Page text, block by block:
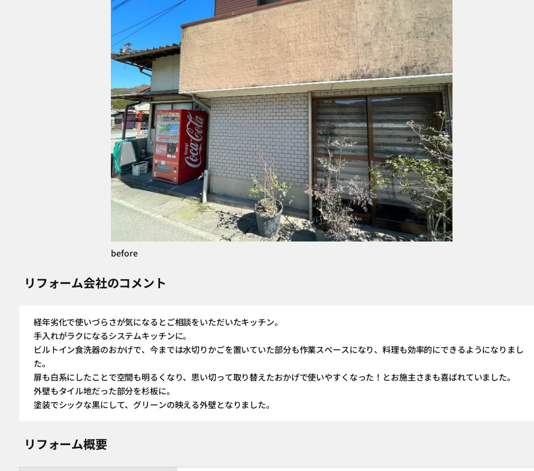
before
リフォーム会社のコメント
経年劣化で使いづらさが気になるとご相談をいただいたキッチン。
手入れがラクになるシステムキッチンに。
ビルトイン食洗器のおかげで、今までは水切りかごを置いていた部分も作業スペースになり、料理も効率的にできるようになりまし
た。
扉も白系にしたことで空間も明るくなり、思い切って取り替えたおかげで使いやすくなった！とお施主さまも喜ばれていました。
外壁もタイル地だった部分を杉板に。
塗装でシックな黒にして、グリーンの映える外壁となりました。
リフォーム概要